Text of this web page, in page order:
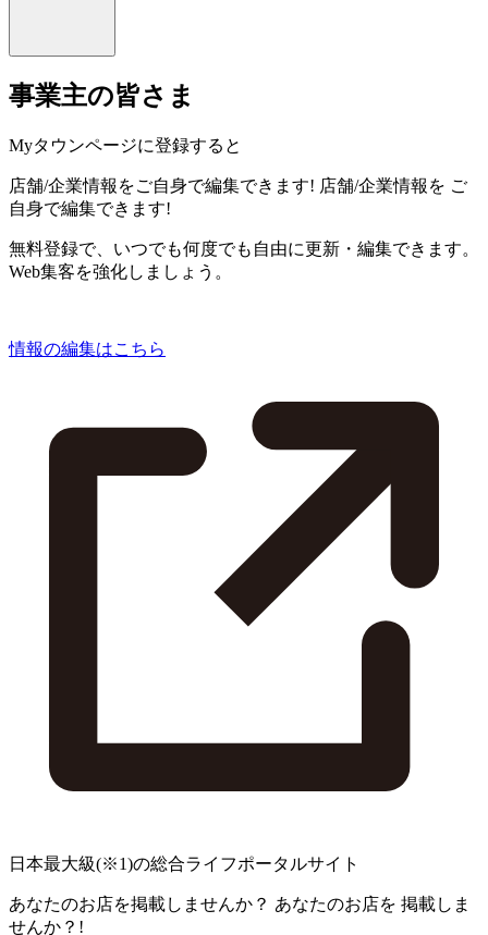
事業主の皆さま
Myタウンページに登録すると
店舗/企業情報をご自身で編集できます! 店舗/企業情報を ご
自身で編集できます!
無料登録で、いつでも何度でも自由に更新・編集できます。
Web集客を強化しましょう。
情報の編集はこちら
日本最大級(※1)の総合ライフポータルサイト
あなたのお店を掲載しませんか？ あなたのお店を 掲載しま
せんか？!